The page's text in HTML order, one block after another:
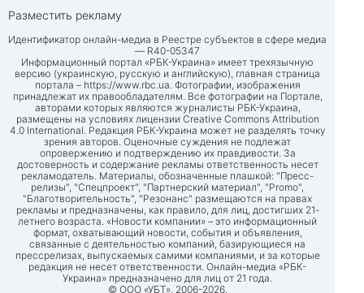
Разместить рекламу
Идентификатор онлайн-медиа в Реестре субъектов в сфере медиа
— R40-05347
Информационный портал «РБК-Украина» имеет трехязычную
версию (украинскую, русскую и английскую), главная страница
портала – https://www.rbc.ua. Фотографии, изображения
принадлежат их правообладателям. Все фотографии на Портале,
авторами которых являются журналисты РБК-Украина,
размещены на условиях лицензии Creative Commons Attribution
4.0 International. Редакция РБК-Украина может не разделять точку
зрения авторов. Оценочные суждения не подлежат
опровержению и подтверждению их правдивости. За
достоверность и содержание рекламы ответственность несет
рекламодатель. Материалы, обозначенные плашкой: "Пресс-
релизы", "Спецпроект", "Партнерский материал", "Promo",
"Благотворительность", "Резонанс" размещаются на правах
рекламы и предназначены, как правило, для лиц, достигших 21-
летнего возраста. «Новости компании» – это информационный
формат, охватывающий новости, события и объявления,
связанные с деятельностью компаний, базирующиеся на
прессрелизах, выпускаемых самими компаниями, и за которые
редакция не несет ответственности. Онлайн-медиа «РБК-
Украина» предназначено для лиц от 21 года.
© ООО «УБТ», 2006-2026.